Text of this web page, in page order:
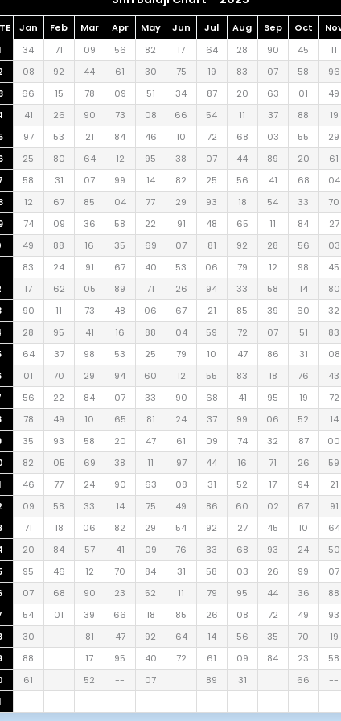
Jan Feb Mar Apr May Jun Jul Aug Sep Oct
34 71 09 56 82 17 64 28 90 45 11
08 92 44 61 30 75 19 83 07 58 96
66 15 78 09 51 34 87 20 63 01 49
41 26 90 73 08 66 54 11 37 88 19
97 53 21 84 46 10 72 68 03 55 29
25 80 64 12 95 38 07 44 89 20 61
58 31 07 99 14 82 25 56 41 68 04
12 67 85 04 77 29 93 18 54 33 70
74 09 36 58 22 91 48 65 11 84 27
49 88 16 35 69 07 81 92 28 56 03
83 24 91 67 40 53 06 79 12 98 45
17 62 05 89 71 26 94 33 58 14 80
90 11 73 48 06 67 21 85 39 60 32
28 95 41 16 88 04 59 72 07 51 83
64 37 98 53 25 79 10 47 86 31 08
01 70 29 94 60 12 55 83 18 76 43
56 22 84 07 33 90 68 41 95 19 72
78 49 10 65 81 24 37 99 06 52 14
35 93 58 20 47 61 09 74 32 87 00
82 05 69 38 11 97 44 16 71 26 59
46 77 24 90 63 08 31 52 17 94 21
09 58 33 14 75 49 86 60 02 67 91
71 18 06 82 29 54 92 27 45 10 64
20 84 57 41 09 76 33 68 93 24 50
95 46 12 70 84 31 58 03 26 99 07
07 68 90 23 52 11 79 95 44 36 88
54 01 39 66 18 85 26 08 72 49 93
30 -- 81 47 92 64 14 56 35 70 19
88 17 95 40 72 61 09 84 23 58
61 52 -- 07 89 31 66 --
-- -- --